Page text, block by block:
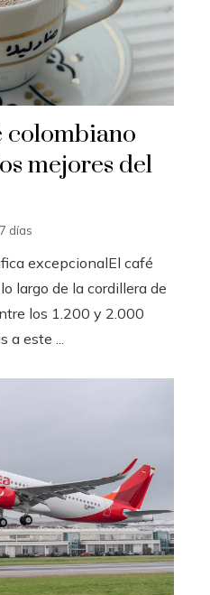
colombiano
mejores del
días
excepcionalEl café
largo de la cordillera de
los 1.200 y 2.000
este ...